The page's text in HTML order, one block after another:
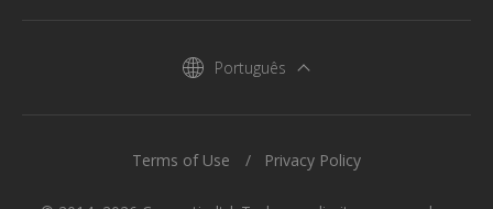
Português
Terms of Use Privacy Policy